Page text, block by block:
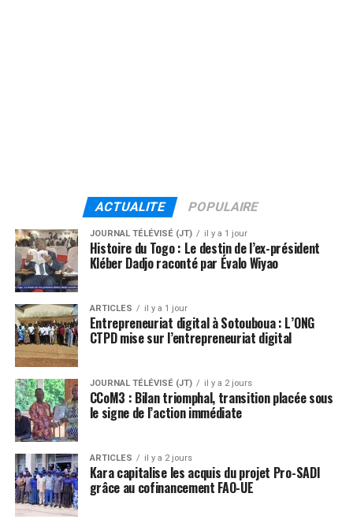
ACTUALITE POPULAIRE
JOURNAL TÉLÉVISÉ (JT) il y a 1 jour
Histoire du Togo : Le destin de l’ex-président
Kléber Dadjo raconté par Évalo Wiyao
ARTICLES il y a 1 jour
Entrepreneuriat digital à Sotouboua : L’ONG
CTPD mise sur l’entrepreneuriat digital
JOURNAL TÉLÉVISÉ (JT) il y a 2 jours
CCoM3 : Bilan triomphal, transition placée sous
le signe de l’action immédiate
ARTICLES il y a 2 jours
Kara capitalise les acquis du projet Pro-SADI
grâce au cofinancement FAO-UE